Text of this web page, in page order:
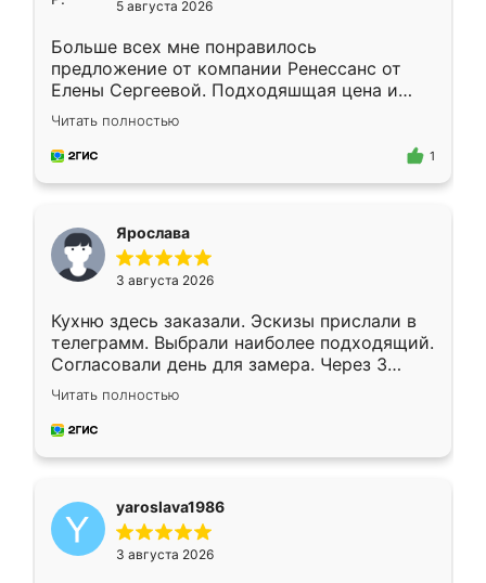
5 августа 2026
Больше всех мне понравилось
предложение от компании Ренессанс от
Елены Сергеевой. Подходяшщая цена и
короткие сроки изготовления. Приехавший
для замера сотрудник Владислав
предложил по моему эскизу самый
Читать полностью
1
Ярослава
3 августа 2026
Кухню здесь заказали. Эскизы прислали в
телеграмм. Выбрали наиболее подходящий.
Согласовали день для замера. Через 3
недели кухня была уже готова. Остались
довольны работой. Спасибо Ренессанс
мебель за качественную работу!
Читать полностью
yaroslava1986
3 августа 2026